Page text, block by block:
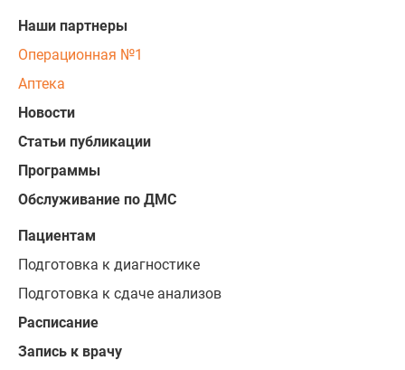
Наши партнеры
Операционная №1
Аптека
Новости
Статьи публикации
Программы
Обслуживание по ДМС
Пациентам
Подготовка к диагностике
Подготовка к сдаче анализов
Расписание
Запись к врачу